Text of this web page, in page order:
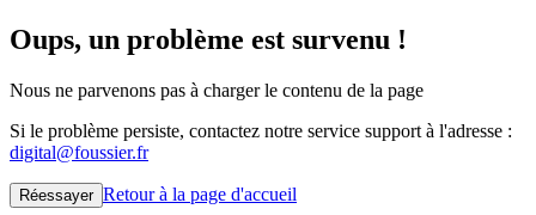
Oups, un problème est survenu !
Nous ne parvenons pas à charger le contenu de la page
Si le problème persiste, contactez notre service support à l'adresse :
digital@foussier.fr
Réessayer Retour à la page d'accueil